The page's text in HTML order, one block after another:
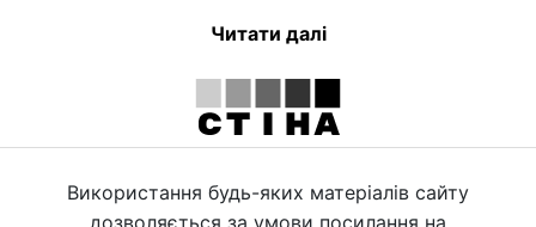
Читати далі
Використання будь-яких матеріалів сайту
дозволяється за умови посилання на